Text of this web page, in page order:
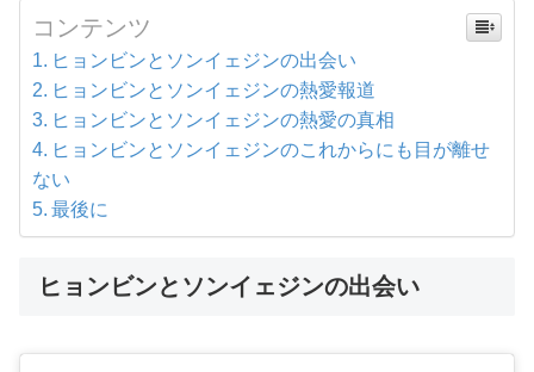
コンテンツ
ヒョンビンとソンイェジンの出会い
ヒョンビンとソンイェジンの熱愛報道
ヒョンビンとソンイェジンの熱愛の真相
ヒョンビンとソンイェジンのこれからにも目が離せ
ない
最後に
ヒョンビンとソンイェジンの出会い